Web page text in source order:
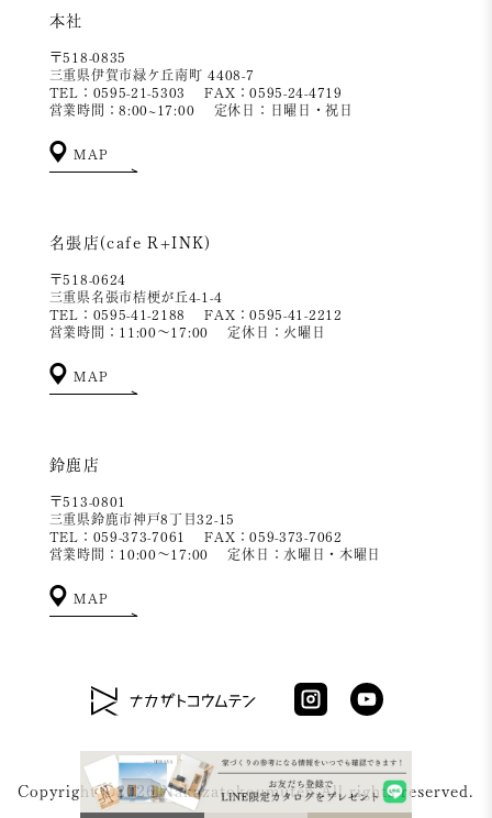
本社
〒518-0835
三重県伊賀市緑ケ丘南町 4408-7
TEL：0595-21-5303
FAX：0595-24-4719
営業時間：8:00~17:00
定休日：日曜日・祝日
MAP
名張店(cafe R+INK)
〒518-0624
三重県名張市桔梗が丘4-1-4
TEL：0595-41-2188
FAX：0595-41-2212
営業時間：11:00～17:00
定休日：火曜日
MAP
鈴鹿店
〒513-0801
三重県鈴鹿市神戸8丁目32-15
TEL：059-373-7061
FAX：059-373-7062
営業時間：10:00～17:00
定休日：水曜日・木曜日
MAP
Copyright ©2026 Nakazatokoumuten All rights reserved.